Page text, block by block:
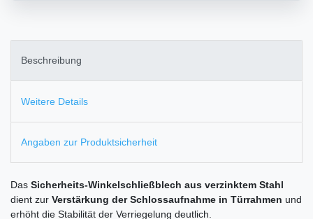
Beschreibung
Weitere Details
Angaben zur Produktsicherheit
Das Sicherheits-Winkelschließblech aus verzinktem Stahl
dient zur Verstärkung der Schlossaufnahme in Türrahmen und
erhöht die Stabilität der Verriegelung deutlich.